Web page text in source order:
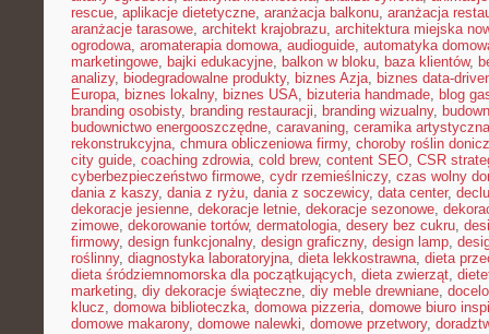
rescue, aplikacje dietetyczne, aranżacja balkonu, aranżacja
aranżacje tarasowe, architekt krajobrazu, architektura miejska
ogrodowa, aromaterapia domowa, audioguide, automatyka
marketingowe, bajki edukacyjne, balkon w bloku, baza klientów,
analizy, biodegradowalne produkty, biznes Azja, biznes data-
Europa, biznes lokalny, biznes USA, bizuteria handmade, blog
branding osobisty, branding restauracji, branding wizualny,
budownictwo energooszczędne, caravaning, ceramika artystyczna
rekonstrukcyjna, chmura obliczeniowa firmy, choroby roślin
city guide, coaching zdrowia, cold brew, content SEO, CSR
cyberbezpieczeństwo firmowe, cydr rzemieślniczy, czas wolny
dania z kaszy, dania z ryżu, dania z soczewicy, data center,
dekoracje jesienne, dekoracje letnie, dekoracje sezonowe,
zimowe, dekorowanie tortów, dermatologia, desery bez cukru,
firmowy, design funkcjonalny, design graficzny, design lamp,
roślinny, diagnostyka laboratoryjna, dieta lekkostrawna, dieta
dieta śródziemnomorska dla początkujących, dieta zwierząt,
marketing, diy dekoracje świąteczne, diy meble drewniane,
klucz, domowa biblioteczka, domowa pizzeria, domowe biuro
domowe makarony, domowe nalewki, domowe przetwory,